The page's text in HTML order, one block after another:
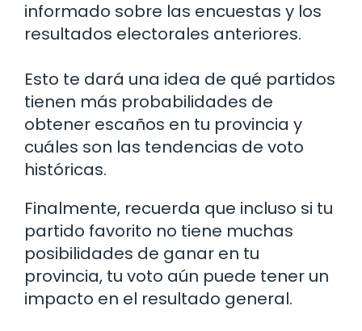
informado sobre las encuestas y los
resultados electorales anteriores.
Esto te dará una idea de qué partidos
tienen más probabilidades de
obtener escaños en tu provincia y
cuáles son las tendencias de voto
históricas.
Finalmente, recuerda que incluso si tu
partido favorito no tiene muchas
posibilidades de ganar en tu
provincia, tu voto aún puede tener un
impacto en el resultado general.